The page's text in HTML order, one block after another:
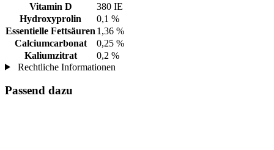
Vitamin D
380 IE
Hydroxyprolin
0,1 %
Essentielle Fettsäuren 1,36 %
Calciumcarbonat
0,25 %
Kaliumzitrat
0,2 %
Rechtliche Informationen
Passend dazu